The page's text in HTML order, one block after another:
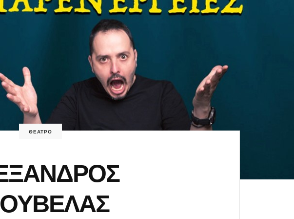
ΘΕΑΤΡΟ